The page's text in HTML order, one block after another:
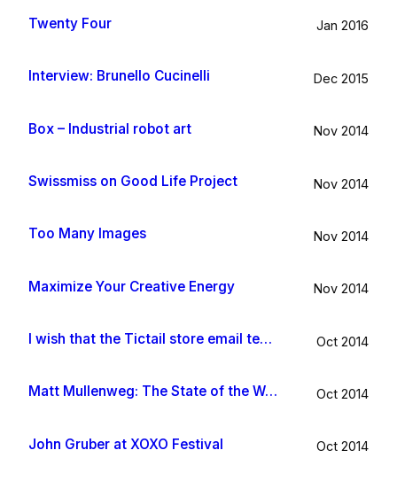
Twenty Four Jan 2016
Interview: Brunello Cucinelli Dec 2015
Box – Industrial robot art Nov 2014
Swissmiss on Good Life Project Nov 2014
Too Many Images Nov 2014
Maximize Your Creative Energy Nov 2014
I wish that the Tictail store email template would be improved Oct 2014
Matt Mullenweg: The State of the Word 2014 Oct 2014
John Gruber at XOXO Festival Oct 2014